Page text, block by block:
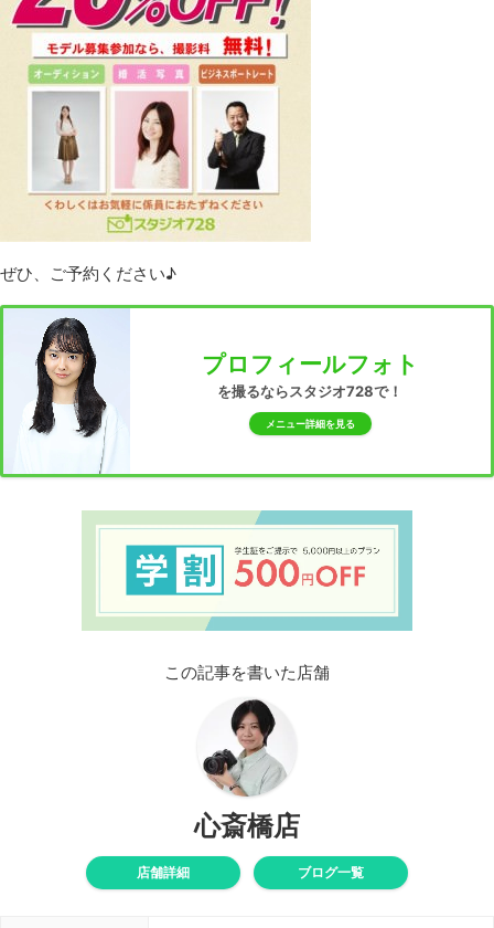
ぜひ、ご予約ください♪
プロフィールフォト
を撮るならスタジオ728で！
メニュー詳細を見る
この記事を書いた店舗
心斎橋店
店舗詳細 ブログ一覧